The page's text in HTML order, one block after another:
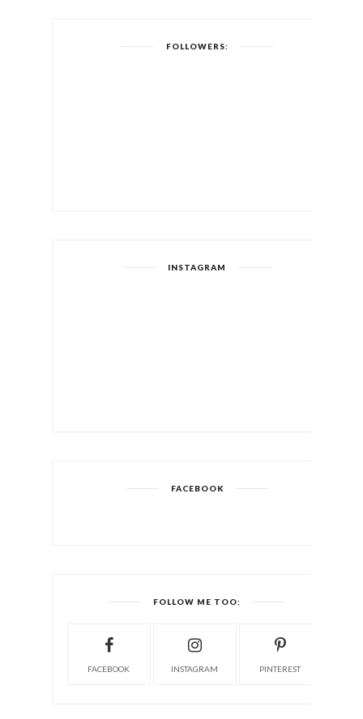
FOLLOWERS:
INSTAGRAM
FACEBOOK
FOLLOW ME TOO:
FACEBOOK INSTAGRAM PINTEREST